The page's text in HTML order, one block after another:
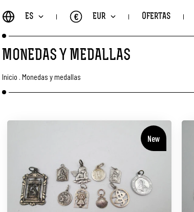
ES EUR
€ OFERTAS
MONEDAS Y MEDALLAS
Inicio . Monedas y medallas
New